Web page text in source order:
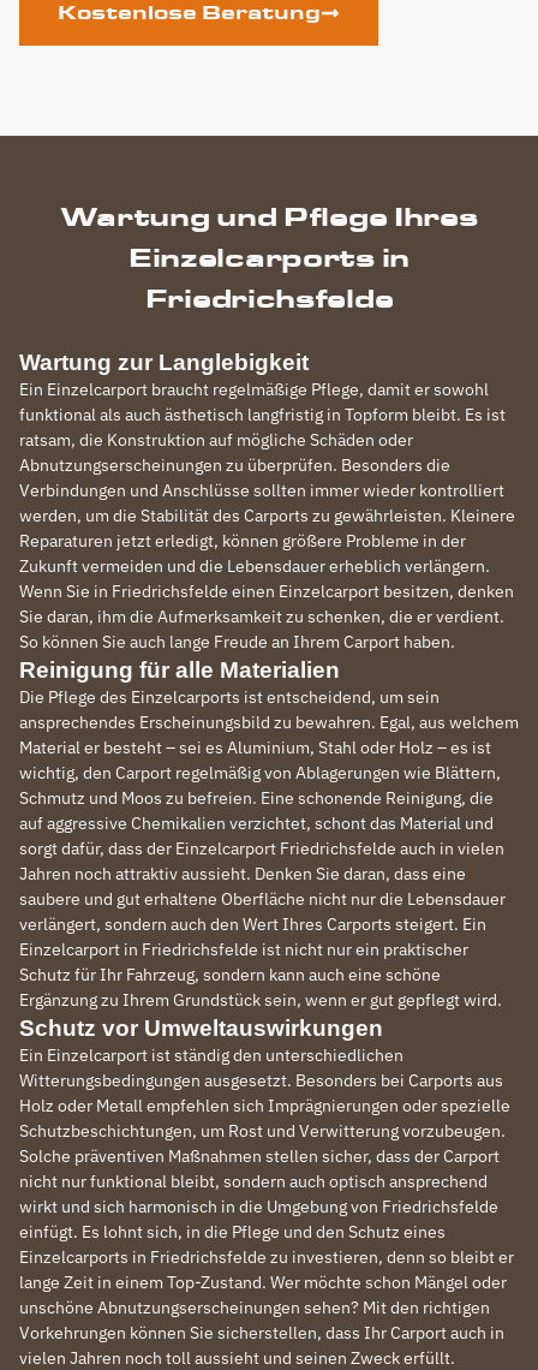
Kostenlose Beratung
Wartung und Pflege Ihres
Einzelcarports in
Friedrichsfelde
Wartung zur Langlebigkeit
Ein Einzelcarport braucht regelmäßige Pflege, damit er sowohl
funktional als auch ästhetisch langfristig in Topform bleibt. Es ist
ratsam, die Konstruktion auf mögliche Schäden oder
Abnutzungserscheinungen zu überprüfen. Besonders die
Verbindungen und Anschlüsse sollten immer wieder kontrolliert
werden, um die Stabilität des Carports zu gewährleisten. Kleinere
Reparaturen jetzt erledigt, können größere Probleme in der
Zukunft vermeiden und die Lebensdauer erheblich verlängern.
Wenn Sie in Friedrichsfelde einen Einzelcarport besitzen, denken
Sie daran, ihm die Aufmerksamkeit zu schenken, die er verdient.
So können Sie auch lange Freude an Ihrem Carport haben.
Reinigung für alle Materialien
Die Pflege des Einzelcarports ist entscheidend, um sein
ansprechendes Erscheinungsbild zu bewahren. Egal, aus welchem
Material er besteht – sei es Aluminium, Stahl oder Holz – es ist
wichtig, den Carport regelmäßig von Ablagerungen wie Blättern,
Schmutz und Moos zu befreien. Eine schonende Reinigung, die
auf aggressive Chemikalien verzichtet, schont das Material und
sorgt dafür, dass der Einzelcarport Friedrichsfelde auch in vielen
Jahren noch attraktiv aussieht. Denken Sie daran, dass eine
saubere und gut erhaltene Oberfläche nicht nur die Lebensdauer
verlängert, sondern auch den Wert Ihres Carports steigert. Ein
Einzelcarport in Friedrichsfelde ist nicht nur ein praktischer
Schutz für Ihr Fahrzeug, sondern kann auch eine schöne
Ergänzung zu Ihrem Grundstück sein, wenn er gut gepflegt wird.
Schutz vor Umweltauswirkungen
Ein Einzelcarport ist ständig den unterschiedlichen
Witterungsbedingungen ausgesetzt. Besonders bei Carports aus
Holz oder Metall empfehlen sich Imprägnierungen oder spezielle
Schutzbeschichtungen, um Rost und Verwitterung vorzubeugen.
Solche präventiven Maßnahmen stellen sicher, dass der Carport
nicht nur funktional bleibt, sondern auch optisch ansprechend
wirkt und sich harmonisch in die Umgebung von Friedrichsfelde
einfügt. Es lohnt sich, in die Pflege und den Schutz eines
Einzelcarports in Friedrichsfelde zu investieren, denn so bleibt er
lange Zeit in einem Top-Zustand. Wer möchte schon Mängel oder
unschöne Abnutzungserscheinungen sehen? Mit den richtigen
Vorkehrungen können Sie sicherstellen, dass Ihr Carport auch in
vielen Jahren noch toll aussieht und seinen Zweck erfüllt.